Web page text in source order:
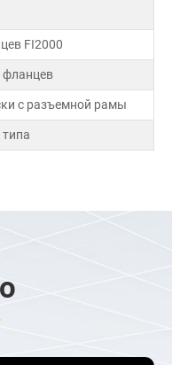
FI2000
фланцев
с разъемной рамы